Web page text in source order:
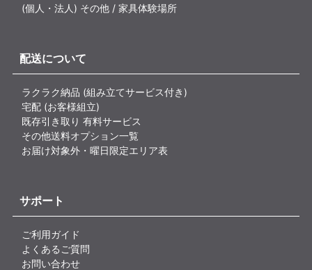
(個人・法人) その他 / 家具体験場所
配送について
ラクラク納品 (組み立てサービス付き)
宅配 (お客様組立)
既存引き取り 有料サービス
その他送料オプション一覧
お届け対象外・曜日限定エリア表
サポート
ご利用ガイド
よくあるご質問
お問い合わせ